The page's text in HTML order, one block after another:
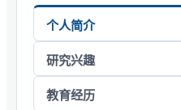
个人简介
研究兴趣
教育经历